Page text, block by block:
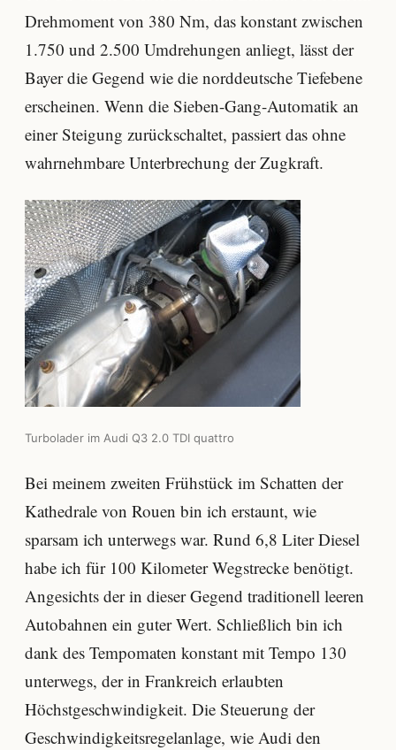
Drehmoment von 380 Nm, das konstant zwischen
1.750 und 2.500 Umdrehungen anliegt, lässt der
Bayer die Gegend wie die norddeutsche Tiefebene
erscheinen. Wenn die Sieben-Gang-Automatik an
einer Steigung zurückschaltet, passiert das ohne
wahrnehmbare Unterbrechung der Zugkraft.
Turbolader im Audi Q3 2.0 TDI quattro
Bei meinem zweiten Frühstück im Schatten der
Kathedrale von Rouen bin ich erstaunt, wie
sparsam ich unterwegs war. Rund 6,8 Liter Diesel
habe ich für 100 Kilometer Wegstrecke benötigt.
Angesichts der in dieser Gegend traditionell leeren
Autobahnen ein guter Wert. Schließlich bin ich
dank des Tempomaten konstant mit Tempo 130
unterwegs, der in Frankreich erlaubten
Höchstgeschwindigkeit. Die Steuerung der
Geschwindigkeitsregelanlage, wie Audi den